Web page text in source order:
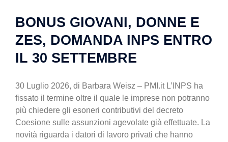
BONUS GIOVANI, DONNE E
ZES, DOMANDA INPS ENTRO
IL 30 SETTEMBRE
30 Luglio 2026, di Barbara Weisz – PMI.it L’INPS ha
fissato il termine oltre il quale le imprese non potranno
più chiedere gli esoneri contributivi del decreto
Coesione sulle assunzioni agevolate già effettuate. La
novità riguarda i datori di lavoro privati che hanno